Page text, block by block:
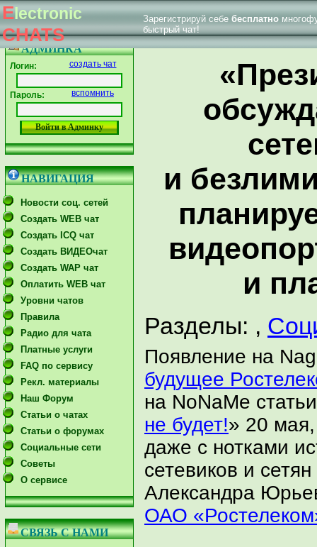
Electronic
CHATS
Зарегистрируй себе бесплатно
быстрый чат!
Главная страница| Форум тех. поддержки Впервые у
АДМИНКА
Логин: создать чат
Пароль: вспомнить
НАВИГАЦИЯ
Новости соц. сетей
Создать WEB чат
Создать ICQ чат
Создать ВИДЕОчат
Создать WAP чат
Оплатить WEB чат
Уровни чатов
Правила
Радио для чата
Платные услуги
FAQ по сервису
Рекл. материалы
Наш Форум
Статьи о чатах
Статьи о форумах
Социальные сети
Советы
О сервисе
СВЯЗЬ С НАМИ
и
и
Разделы: ,
Появление на
будущее
на NoNaMe
не будет!» 20
даже с нотками
сетевиков и
Александра
ОАО